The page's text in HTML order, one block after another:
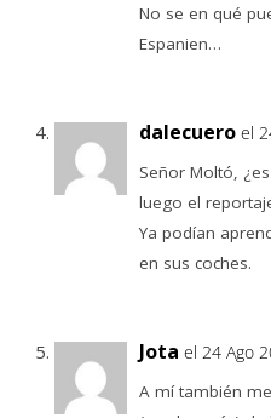
No se en qué
Espanien…
dalecuero el
Señor Moltó,
luego el
Ya podían
en sus coches.
Jota el 24 Ago
A mí también